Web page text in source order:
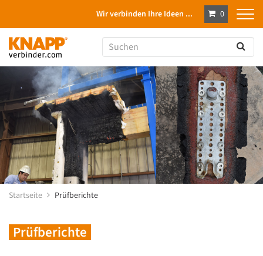
Wir verbinden Ihre Ideen ... 0
Startseite Prüfberichte
Prüfberichte